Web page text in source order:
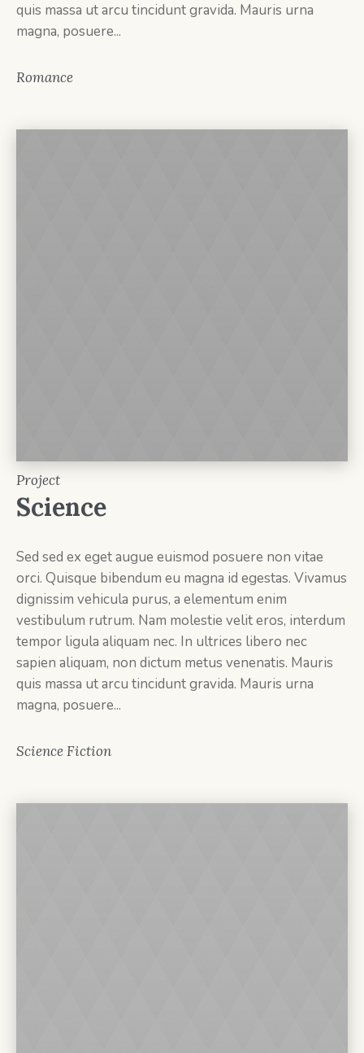
quis massa ut arcu tincidunt gravida. Mauris urna
magna, posuere...
Romance
Project
Science
Sed sed ex eget augue euismod posuere non vitae
orci. Quisque bibendum eu magna id egestas. Vivamus
dignissim vehicula purus, a elementum enim
vestibulum rutrum. Nam molestie velit eros, interdum
tempor ligula aliquam nec. In ultrices libero nec
sapien aliquam, non dictum metus venenatis. Mauris
quis massa ut arcu tincidunt gravida. Mauris urna
magna, posuere...
Science Fiction